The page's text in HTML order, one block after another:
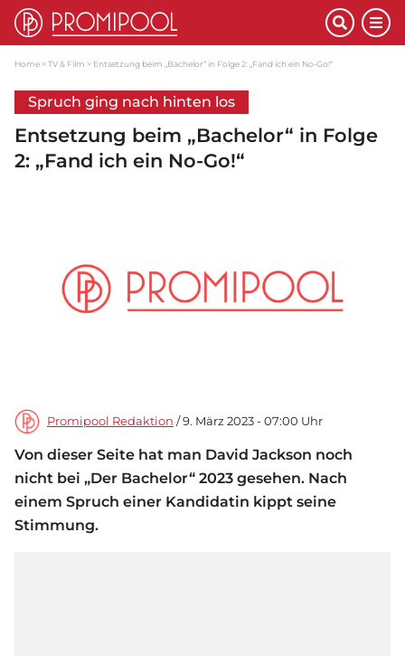
Home TV & Film Entsetzung beim „Bachelor“ in Folge 2: „Fand ich ein No-Go!“
Spruch ging nach hinten los
Entsetzung beim „Bachelor“ in Folge
2: „Fand ich ein No-Go!“
Promipool Redaktion / 9. März 2023 - 07:00 Uhr
Von dieser Seite hat man David Jackson noch
nicht bei „Der Bachelor“ 2023 gesehen. Nach
einem Spruch einer Kandidatin kippt seine
Stimmung.